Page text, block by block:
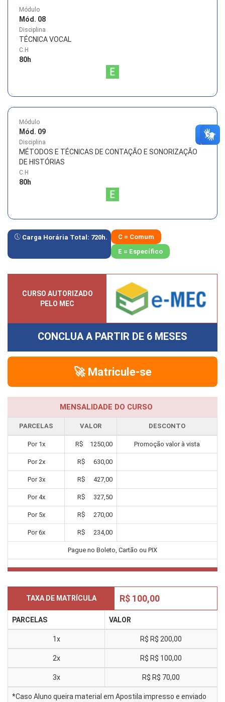
Módulo
Mód. 08
Disciplina
TÉCNICA VOCAL
C.H
80h
Módulo
Mód. 09
Disciplina
MÉTODOS E TÉCNICAS DE CONTAÇÃO E SONORIZAÇÃO
DE HISTÓRIAS
C.H
80h
Carga Horária Total: 720h.
C = Comum
E = Específico
CURSO AUTORIZADO
PELO MEC
CONCLUA A PARTIR DE 6 MESES
🚀 Matricule-se
MENSALIDADE DO CURSO
PARCELAS VALOR DESCONTO
Por 1x R$ 1250,00 Promoção valor à vista
Por2x R$ 630,00
Por 3x R$ 427,00
Por4x R$ 327,50
Por 5x R$ 270,00
Por6x R$ 234,00
Pague no Boleto, Cartão ou PIX
TAXA DE MATRÍCULA R$ 100,00
PARCELAS VALOR
1x R$ R$ 200,00
2x R$ R$ 100,00
3x R$ R$ 70,00
*Caso Aluno queira material em Apostila impresso e enviado